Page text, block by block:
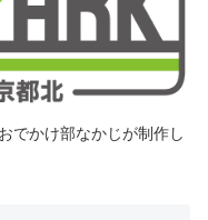
でかけ部なかじが制作し